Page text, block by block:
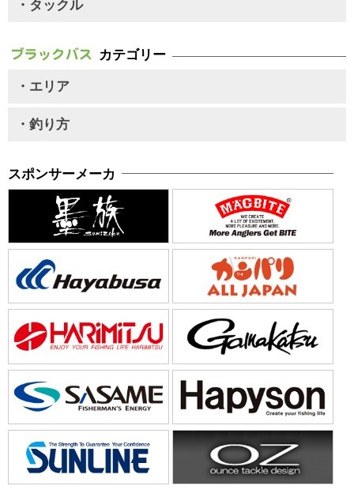
・タックル
カテゴリー
・エリア
・釣り方
スポンサーメーカ